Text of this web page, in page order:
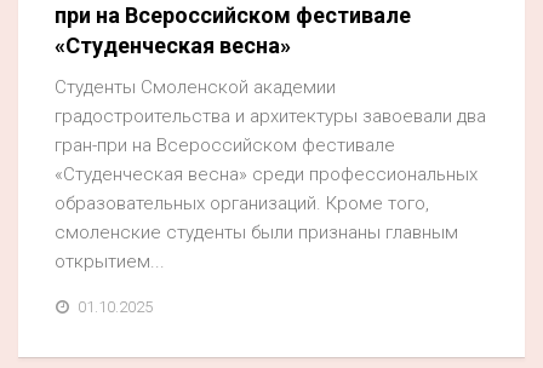
Люди родного края
Национальные проекты
Память
Наши юбиляры
Перепись — 2020
при на Всероссийском фестивале
«Студенческая весна»
Студенты Смоленской академии
градостроительства и архитектуры завоевали два
гран-при на Всероссийском фестивале
«Студенческая весна» среди профессиональных
образовательных организаций. Кроме того,
смоленские студенты были признаны главным
открытием...
01.10.2025